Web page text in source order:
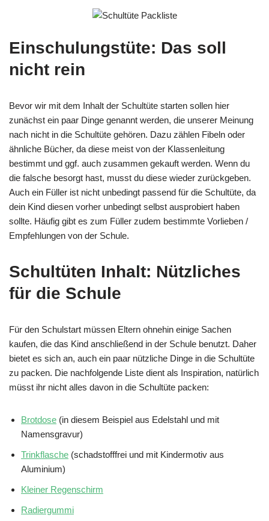
Einschulungstüte: Das soll
nicht rein
Bevor wir mit dem Inhalt der Schultüte starten sollen hier
zunächst ein paar Dinge genannt werden, die unserer Meinung
nach nicht in die Schultüte gehören. Dazu zählen Fibeln oder
ähnliche Bücher, da diese meist von der Klassenleitung
bestimmt und ggf. auch zusammen gekauft werden. Wenn du
die falsche besorgt hast, musst du diese wieder zurückgeben.
Auch ein Füller ist nicht unbedingt passend für die Schultüte, da
dein Kind diesen vorher unbedingt selbst ausprobiert haben
sollte. Häufig gibt es zum Füller zudem bestimmte Vorlieben /
Empfehlungen von der Schule.
Schultüten Inhalt: Nützliches
für die Schule
Für den Schulstart müssen Eltern ohnehin einige Sachen
kaufen, die das Kind anschließend in der Schule benutzt. Daher
bietet es sich an, auch ein paar nützliche Dinge in die Schultüte
zu packen. Die nachfolgende Liste dient als Inspiration, natürlich
müsst ihr nicht alles davon in die Schultüte packen:
Brotdose (in diesem Beispiel aus Edelstahl und mit
Namensgravur)
Trinkflasche (schadstofffrei und mit Kindermotiv aus
Aluminium)
Kleiner Regenschirm
Radiergummi